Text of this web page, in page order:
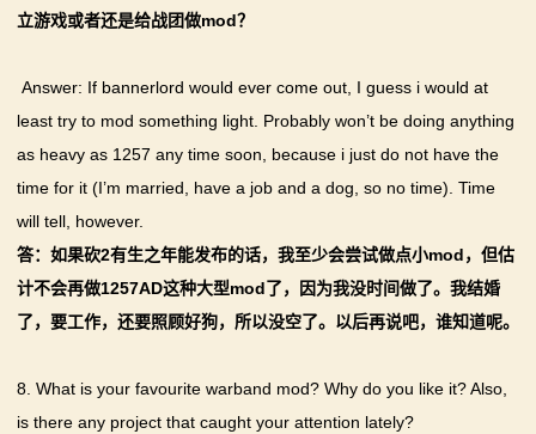
立游戏或者还是给战团做mod？
Answer: If bannerlord would ever come out, I guess i would at
least try to mod something light. Probably won’t be doing anything
as heavy as 1257 any time soon, because i just do not have the
time for it (I’m married, have a job and a dog, so no time). Time
will tell, however.
答：如果砍2有生之年能发布的话，我至少会尝试做点小mod，但估
计不会再做1257AD这种大型mod了，因为我没时间做了。我结婚
了，要工作，还要照顾好狗，所以没空了。以后再说吧，谁知道呢。
8. What is your favourite warband mod? Why do you like it? Also,
is there any project that caught your attention lately?